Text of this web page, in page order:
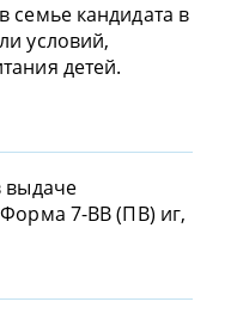
семье кандидата в
условий,
детей.
выдаче
7-ВВ (ПВ) иг,